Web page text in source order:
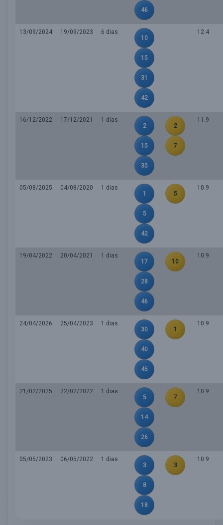
46
13/09/2024 19/09/2023
6 dias
10
15
31
42
12.4
16/12/2022 17/12/2021
1 dias
2
15
35
2
7
11.9
05/08/2025 04/08/2020
1 dias
1
5
42
5
10.9
19/04/2022 20/04/2021
1 dias
17
28
46
10
10.9
24/04/2026 25/04/2023
1 dias
30
40
45
1
10.9
21/02/2025 22/02/2022
1 dias
5
14
26
7
10.9
05/05/2023 06/05/2022
1 dias
3
8
18
3
10.9